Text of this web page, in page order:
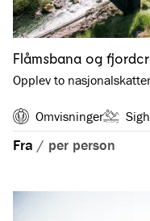
Flåmsbana og
Opplev to
Omvisninger
Fra / per person